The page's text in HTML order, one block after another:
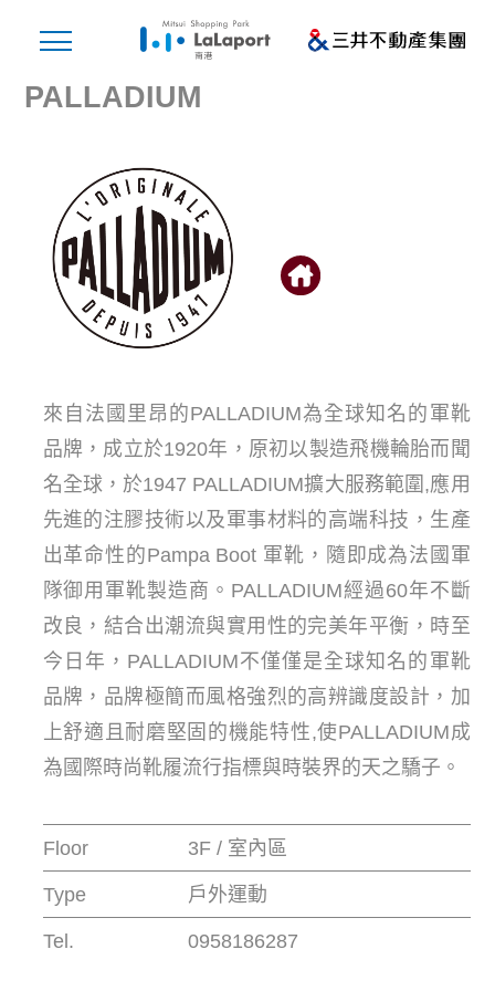
PALLADIUM
來自法國里昂的PALLADIUM為全球知名的軍靴
品牌，成立於1920年，原初以製造飛機輪胎而聞
名全球，於1947 PALLADIUM擴大服務範圍,應用
先進的注膠技術以及軍事材料的高端科技，生產
出革命性的Pampa Boot 軍靴，隨即成為法國軍
隊御用軍靴製造商。PALLADIUM經過60年不斷
改良，結合出潮流與實用性的完美年平衡，時至
今日年，PALLADIUM不僅僅是全球知名的軍靴
品牌，品牌極簡而風格強烈的高辨識度設計，加
上舒適且耐磨堅固的機能特性,使PALLADIUM成
為國際時尚靴履流行指標與時裝界的天之驕子。
Floor 3F / 室內區
Type 戶外運動
Tel. 0958186287